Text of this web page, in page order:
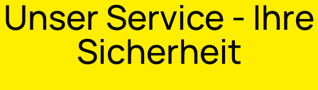
Unser Service - Ihre
Sicherheit